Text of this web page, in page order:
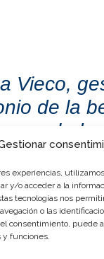
experiencias,
y/o acceder a la
tecnologías nos
o las
consentimiento, puede
y funciones.
Vieco,
de la
salud.